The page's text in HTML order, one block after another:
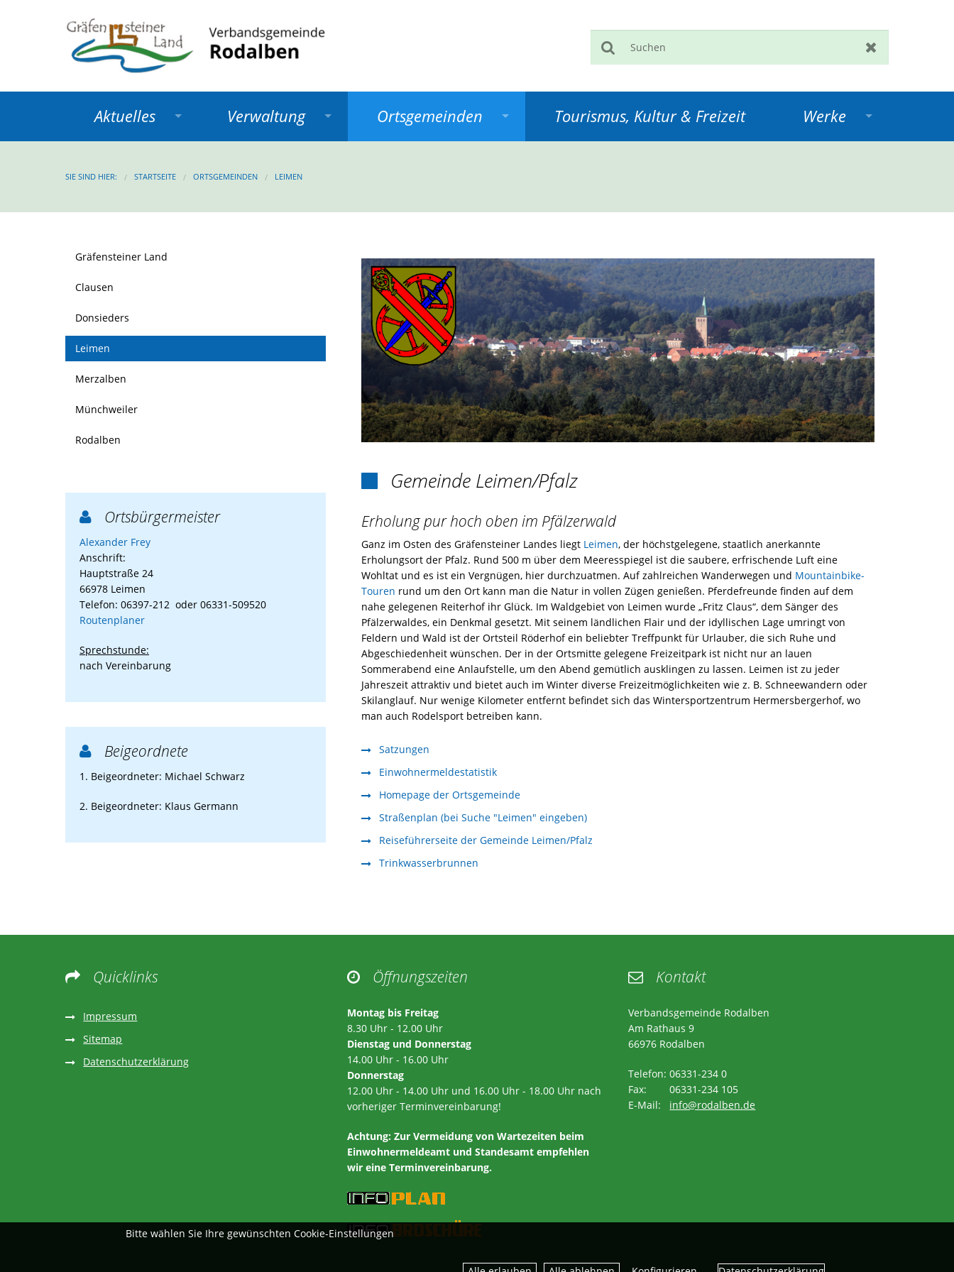
Aktuelles Verwaltung Ortsgemeinden Tourismus, Kultur & Freizeit Werke
SIE SIND HIER: STARTSEITE ORTSGEMEINDEN LEIMEN
Gemeinde Leimen/Pfalz
Erholung pur hoch oben im Pfälzerwald
Ganz im Osten des Gräfensteiner Landes liegt Leimen, der höchstgelegene, staatlich anerkannte
Erholungsort der Pfalz. Rund 500 m über dem Meeresspiegel ist die saubere, erfrischende Luft eine
Wohltat und es ist ein Vergnügen, hier durchzuatmen. Auf zahlreichen Wanderwegen und Mountainbike-
Touren rund um den Ort kann man die Natur in vollen Zügen genießen. Pferdefreunde finden auf dem
nahe gelegenen Reiterhof ihr Glück. Im Waldgebiet von Leimen wurde „Fritz Claus“, dem Sänger des
Pfälzerwaldes, ein Denkmal gesetzt. Mit seinem ländlichen Flair und der idyllischen Lage umringt von
Feldern und Wald ist der Ortsteil Röderhof ein beliebter Treffpunkt für Urlauber, die sich Ruhe und
Abgeschiedenheit wünschen. Der in der Ortsmitte gelegene Freizeitpark ist nicht nur an lauen
Sommerabend eine Anlaufstelle, um den Abend gemütlich ausklingen zu lassen. Leimen ist zu jeder
Jahreszeit attraktiv und bietet auch im Winter diverse Freizeitmöglichkeiten wie z. B. Schneewandern oder
Skilanglauf. Nur wenige Kilometer entfernt befindet sich das Wintersportzentrum Hermersbergerhof, wo
man auch Rodelsport betreiben kann.
Satzungen
Einwohnermeldestatistik
Homepage der Ortsgemeinde
Straßenplan (bei Suche "Leimen" eingeben)
Reiseführerseite der Gemeinde Leimen/Pfalz
Trinkwasserbrunnen
Gräfensteiner Land
Clausen
Donsieders
Leimen
Merzalben
Münchweiler
Rodalben
 Ortsbürgermeister
Alexander Frey
Anschrift:
Hauptstraße 24
66978 Leimen
Telefon: 06397-212 oder 06331-509520
Routenplaner
Sprechstunde:
nach Vereinbarung
 Beigeordnete
1. Beigeordneter: Michael Schwarz
2. Beigeordneter: Klaus Germann
 Quicklinks
Impressum
Sitemap
Datenschutzerklärung
 Öffnungszeiten
Montag bis Freitag
8.30 Uhr - 12.00 Uhr
Dienstag und Donnerstag
14.00 Uhr - 16.00 Uhr
Donnerstag
12.00 Uhr - 14.00 Uhr und 16.00 Uhr - 18.00 Uhr nach
vorheriger Terminvereinbarung!
Achtung: Zur Vermeidung von Wartezeiten beim
Einwohnermeldeamt und Standesamt empfehlen
wir eine Terminvereinbarung.
 Kontakt
Verbandsgemeinde Rodalben
Am Rathaus 9
66976 Rodalben
Telefon: 06331-234 0
Fax: 06331-234 105
E-Mail: info@rodalben.de
Bitte wählen Sie Ihre gewünschten Cookie-Einstellungen